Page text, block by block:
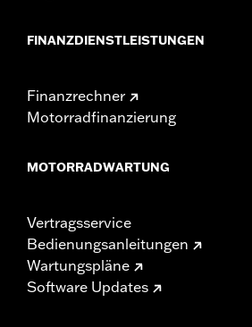
FINANZDIENSTLEISTUNGEN
Finanzrechner
Motorradfinanzierung
MOTORRADWARTUNG
Vertragsservice
Bedienungsanleitungen
Wartungspläne
Software Updates